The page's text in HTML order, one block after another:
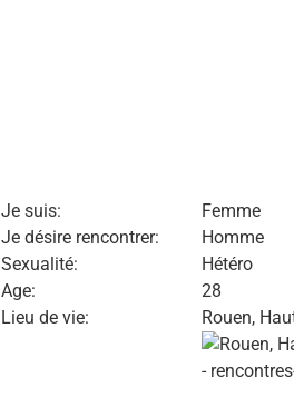
Je suis:
Femme
Je désire rencontrer:
Homme
Sexualité:
Hétéro
Age:
28
Lieu de vie:
Rouen,